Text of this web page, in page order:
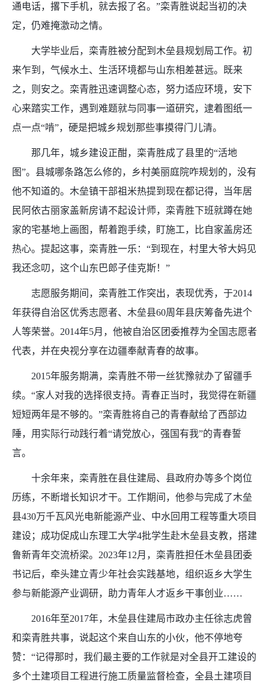
通电话，撂下手机，就去报了名。”栾青胜说起当初的决
定，仍难掩激动之情。
大学毕业后，栾青胜被分配到木垒县规划局工作。初
来乍到，气候水土、生活环境都与山东相差甚远。既来
之，则安之。栾青胜迅速调整心态，努力适应环境，安下
心来踏实工作，遇到难题就与同事一道研究，逮着图纸一
点一点“啃”，硬是把城乡规划那些事摸得门儿清。
那几年，城乡建设正酣，栾青胜成了县里的“活地
图”。县城哪条路怎么修的，乡村美丽庭院咋规划的，没有
他不知道的。木垒镇干部祖米热提到现在都记得，当年居
民阿依古丽家盖新房请不起设计师，栾青胜下班就蹲在她
家的宅基地上画图，帮着跑手续，盯施工，比自家盖房还
热心。提起这事，栾青胜一乐：“到现在，村里大爷大妈见
我还念叨，这个山东巴郎子佳克斯！”
志愿服务期间，栾青胜工作突出，表现优秀，于2014
年获得自治区优秀志愿者、木垒县60周年县庆筹备先进个
人等荣誉。2014年5月，他被自治区团委推荐为全国志愿者
代表，并在央视分享在边疆奉献青春的故事。
2015年服务期满，栾青胜不带一丝犹豫就办了留疆手
续。“家人对我的选择很支持。青春正当时，我觉得在新疆
短短两年是不够的。”栾青胜将自己的青春献给了西部边
陲，用实际行动践行着“请党放心，强国有我”的青春誓
言。
十余年来，栾青胜在县住建局、县政府办等多个岗位
历练，不断增长知识才干。工作期间，他参与完成了木垒
县430万千瓦风光电新能源产业、中水回用工程等重大项目
建设；成功促成山东理工大学4批学生赴木垒县支教，搭建
鲁新青年交流桥梁。2023年12月，栾青胜担任木垒县团委
书记后，牵头建立青少年社会实践基地，组织返乡大学生
参与新能源产业调研，助力青年人才返乡干事创业……
2016年至2017年，木垒县住建局市政办主任徐志虎曾
和栾青胜共事，说起这个来自山东的小伙，他不停地夸
赞：“记得那时，我们最主要的工作就是对全县开工建设的
多个土建项目工程进行施工质量监督检查，全县土建项目